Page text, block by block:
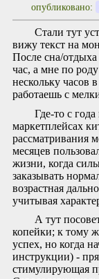
опубликовано:
Стали тут
вижу текст на
После сна/отдыха
час, а мне по
нескольку часов
работаешь с
Где-то с
маркетплейсах
рассматривания
месяцев
жизни, когда
заказывать
возрастная
учитывая
А тут
копейки; к тому
успех, но когда
инструкции) -
стимулирующая